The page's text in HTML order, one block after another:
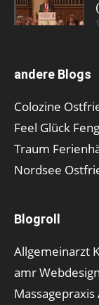
andere Blogs
Colozine
Feel Glück
Traum
Nordsee
Blogroll
Allgemeinarzt
amr Webdesign